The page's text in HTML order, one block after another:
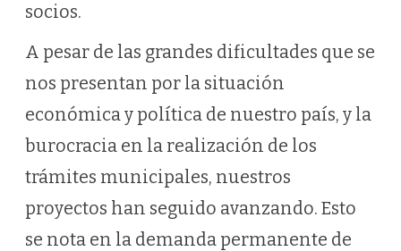
socios.
A pesar de las grandes dificultades que se
nos presentan por la situación
económica y política de nuestro país, y la
burocracia en la realización de los
trámites municipales, nuestros
proyectos han seguido avanzando. Esto
se nota en la demanda permanente de